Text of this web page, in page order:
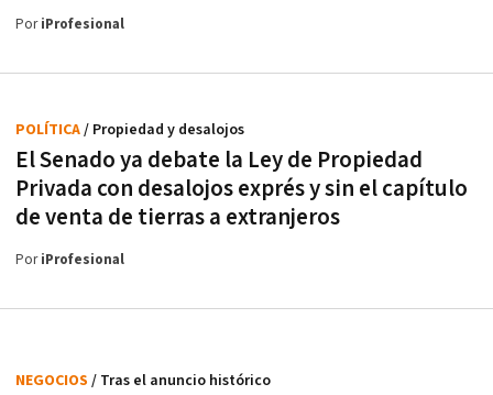
PoriProfesional
El Senado ya debate la Ley de Propiedad
Privada con desalojos exprés y sin el capítulo
de venta de tierras a extranjeros
POLÍTICA/ Propiedad y desalojos
PoriProfesional
NEGOCIOS / Tras el anuncio histórico